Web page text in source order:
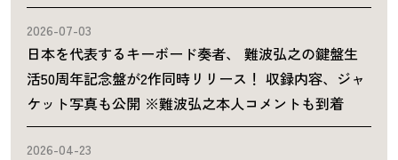
2026-07-03
日本を代表するキーボード奏者、 難波弘之の鍵盤生
活50周年記念盤が2作同時リリース！ 収録内容、ジャ
ケット写真も公開 ※難波弘之本人コメントも到着
2026-04-23